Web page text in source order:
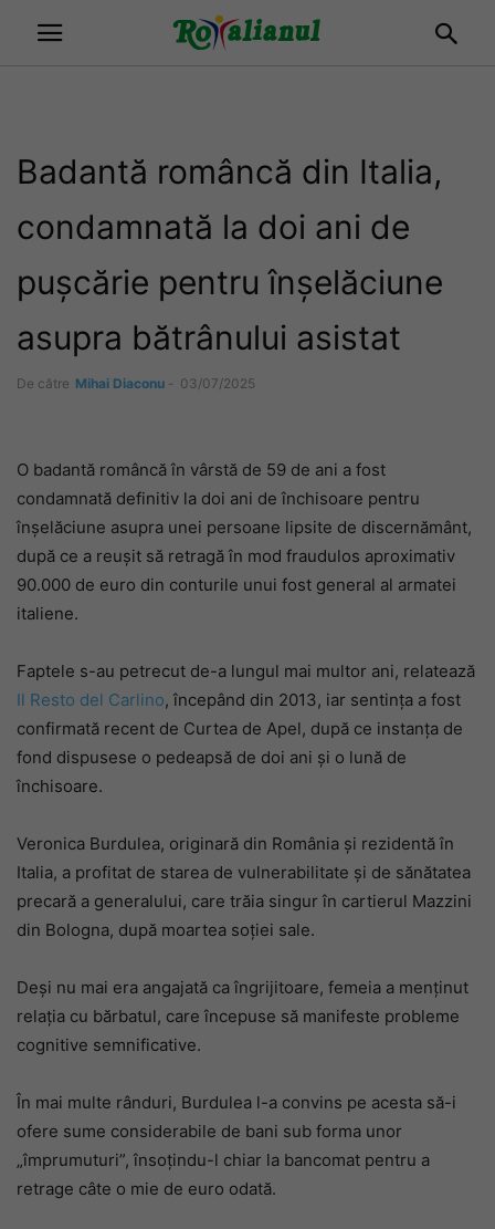
Badantă româncă din Italia,
condamnată la doi ani de
pușcărie pentru înșelăciune
asupra bătrânului asistat
De către Mihai Diaconu - 03/07/2025
O badantă româncă în vârstă de 59 de ani a fost
condamnată definitiv la doi ani de închisoare pentru
înșelăciune asupra unei persoane lipsite de discernământ,
după ce a reușit să retragă în mod fraudulos aproximativ
90.000 de euro din conturile unui fost general al armatei
italiene.
Faptele s-au petrecut de-a lungul mai multor ani, relatează
Il Resto del Carlino, începând din 2013, iar sentința a fost
confirmată recent de Curtea de Apel, după ce instanța de
fond dispusese o pedeapsă de doi ani și o lună de
închisoare.
Veronica Burdulea, originară din România și rezidentă în
Italia, a profitat de starea de vulnerabilitate și de sănătatea
precară a generalului, care trăia singur în cartierul Mazzini
din Bologna, după moartea soției sale.
Deși nu mai era angajată ca îngrijitoare, femeia a menținut
relația cu bărbatul, care începuse să manifeste probleme
cognitive semnificative.
În mai multe rânduri, Burdulea l-a convins pe acesta să-i
ofere sume considerabile de bani sub forma unor
„împrumuturi”, însoțindu-l chiar la bancomat pentru a
retrage câte o mie de euro odată.